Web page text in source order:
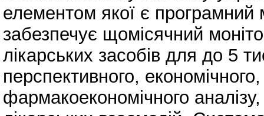
елементом якої є
забезпечує щомісячний
лікарських засобів для до 5
перспективного,
фармакоекономічного